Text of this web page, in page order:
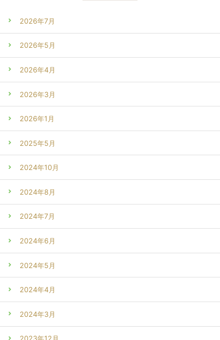
2026年7月
2026年5月
2026年4月
2026年3月
2026年1月
2025年5月
2024年10月
2024年8月
2024年7月
2024年6月
2024年5月
2024年4月
2024年3月